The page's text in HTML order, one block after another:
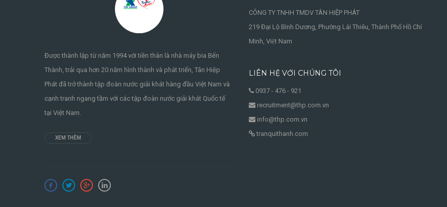
Được thành lập từ năm 1994 với tiền thân là nhà máy bia Bến
Thành, trải qua hơn 20 năm hình thành và phát triển, Tân Hiệp
Phát đã trở thành tập đoàn nước giải khát hàng đầu Việt Nam và
cạnh tranh ngang tầm với các tập đoàn nước giải khát Quốc tế
tại Việt Nam.
XEM THÊM
CÔNG TY TNHH TMDV TÂN HIỆP PHÁT
219 Đại Lộ Bình Dương, Phường Lái Thiêu, Thành Phố Hồ Chí
Minh, Việt Nam
LIÊN HỆ VỚI CHÚNG TÔI
0937 - 476 - 921
recruitment@thp.com.vn
info@thp.com.vn
tranquithanh.com